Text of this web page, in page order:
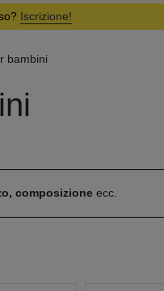
Iscrizione!
bambini
composizioneecc.